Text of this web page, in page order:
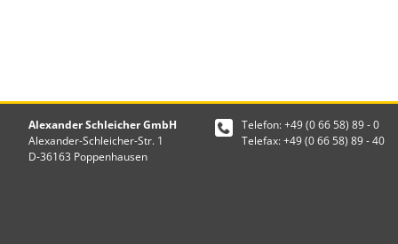
Alexander Schleicher GmbH
Alexander-Schleicher-Str. 1
D-36163 Poppenhausen
Telefon: +49 (0 66 58) 89 - 0
Telefax: +49 (0 66 58) 89 - 40